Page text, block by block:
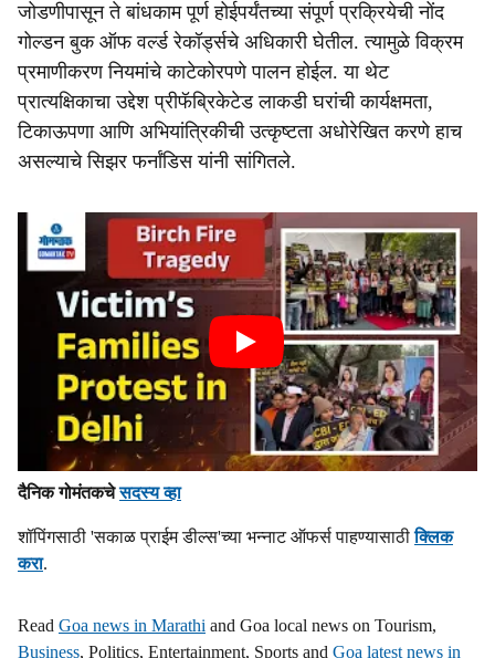
जोडणीपासून ते बांधकाम पूर्ण होईपर्यंतच्‍या संपूर्ण प्रक्रियेची नोंद
गोल्डन बुक ऑफ वर्ल्ड रेकॉर्ड्सचे अधिकारी घेतील. त्‍यामुळे विक्रम
प्रमाणीकरण नियमांचे काटेकोरपणे पालन होईल. या थेट
प्रात्यक्षिकाचा उद्देश प्रीफॅब्रिकेटेड लाकडी घरांची कार्यक्षमता,
टिकाऊपणा आणि अभियांत्रिकीची उत्कृष्टता अधोरेखित करणे हाच
असल्‍याचे सिझर फर्नांडिस यांनी सांगितले.
दैनिक गोमंतकचेसदस्य व्हा
शॉपिंगसाठी 'सकाळ प्राईम डील्स'च्या भन्नाट ऑफर्स पाहण्यासाठीक्लिक
करा.
Read Goa news in Marathi and Goa local news on Tourism,
Business, Politics, Entertainment, Sports and Goa latest news in